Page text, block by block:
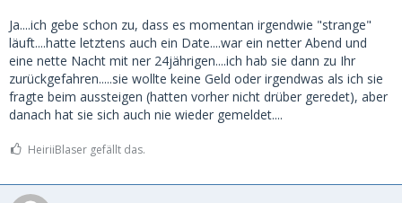
Ja....ich gebe schon zu, dass es momentan irgendwie "strange"
läuft....hatte letztens auch ein Date....war ein netter Abend und
eine nette Nacht mit ner 24jährigen....ich hab sie dann zu Ihr
zurückgefahren.....sie wollte keine Geld oder irgendwas als ich sie
fragte beim aussteigen (hatten vorher nicht drüber geredet), aber
danach hat sie sich auch nie wieder gemeldet....
HeiriiBlaser gefällt das.